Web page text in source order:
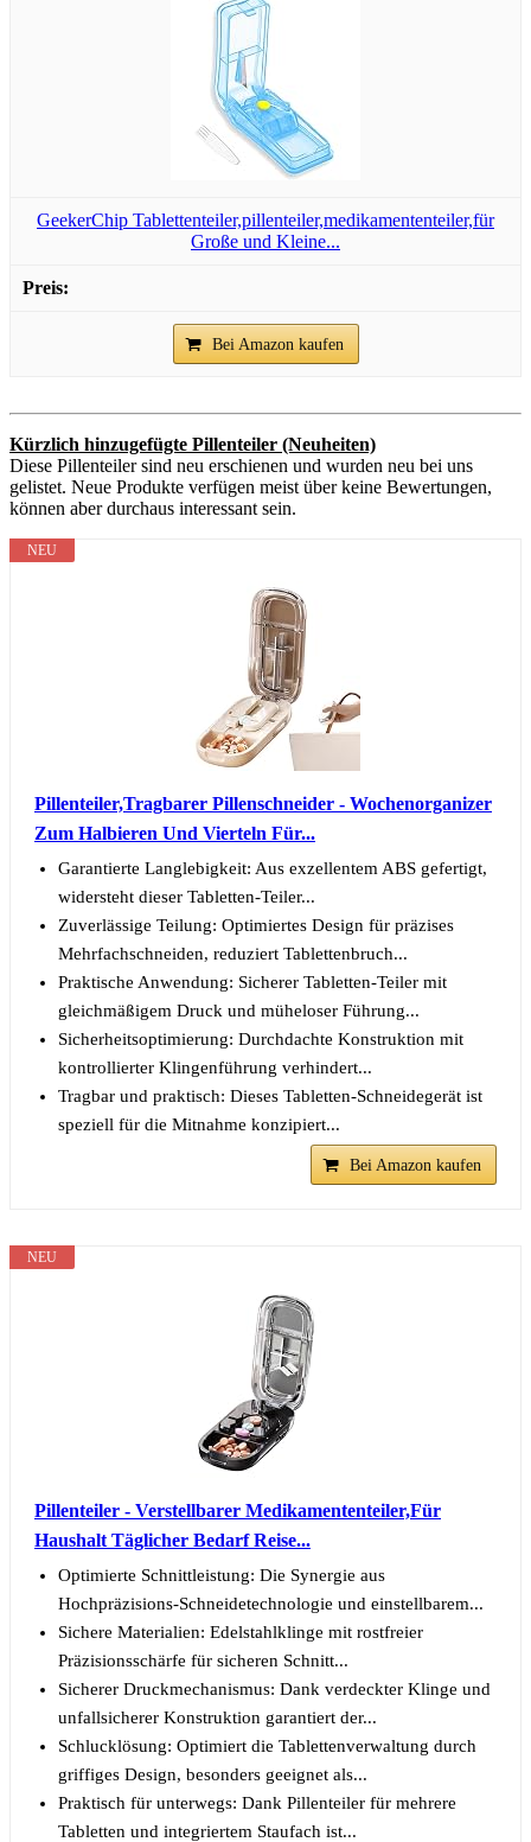
GeekerChip Tablettenteiler,pillenteiler,medikamententeiler,für
Große und Kleine...
Bei Amazon kaufen
Kürzlich hinzugefügte Pillenteiler (Neuheiten)
Diese Pillenteiler sind neu erschienen und wurden neu bei uns
gelistet. Neue Produkte verfügen meist über keine Bewertungen,
können aber durchaus interessant sein.
NEU
Pillenteiler,Tragbarer Pillenschneider - Wochenorganizer
Zum Halbieren Und Vierteln Für...
Garantierte Langlebigkeit: Aus exzellentem ABS gefertigt,
widersteht dieser Tabletten-Teiler...
Zuverlässige Teilung: Optimiertes Design für präzises
Mehrfachschneiden, reduziert Tablettenbruch...
Praktische Anwendung: Sicherer Tabletten-Teiler mit
gleichmäßigem Druck und müheloser Führung...
Sicherheitsoptimierung: Durchdachte Konstruktion mit
kontrollierter Klingenführung verhindert...
Tragbar und praktisch: Dieses Tabletten-Schneidegerät ist
speziell für die Mitnahme konzipiert...
Bei Amazon kaufen
NEU
Pillenteiler - Verstellbarer Medikamententeiler,Für
Haushalt Täglicher Bedarf Reise...
Optimierte Schnittleistung: Die Synergie aus
Hochpräzisions-Schneidetechnologie und einstellbarem...
Sichere Materialien: Edelstahlklinge mit rostfreier
Präzisionsschärfe für sicheren Schnitt...
Sicherer Druckmechanismus: Dank verdeckter Klinge und
unfallsicherer Konstruktion garantiert der...
Schlucklösung: Optimiert die Tablettenverwaltung durch
griffiges Design, besonders geeignet als...
Praktisch für unterwegs: Dank Pillenteiler für mehrere
Tabletten und integriertem Staufach ist...